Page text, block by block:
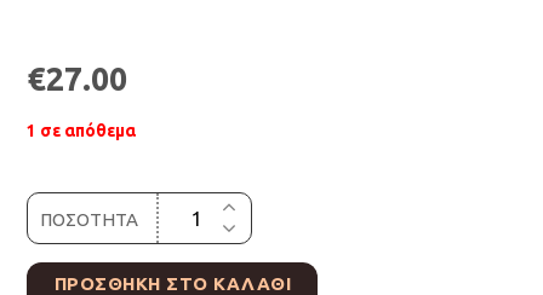
€27.00
1 σε απόθεμα
ΠΟΣΟΤΗΤΑ
ΠΡΟΣΘΉΚΗ ΣΤΟ ΚΑΛΆΘΙ